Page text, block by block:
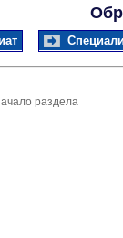
раздела